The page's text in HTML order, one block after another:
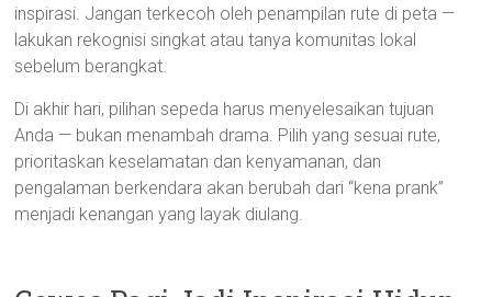
inspirasi. Jangan terkecoh oleh penampilan rute di peta —
lakukan rekognisi singkat atau tanya komunitas lokal
sebelum berangkat.
Di akhir hari, pilihan sepeda harus menyelesaikan tujuan
Anda — bukan menambah drama. Pilih yang sesuai rute,
prioritaskan keselamatan dan kenyamanan, dan
pengalaman berkendara akan berubah dari “kena prank”
menjadi kenangan yang layak diulang.